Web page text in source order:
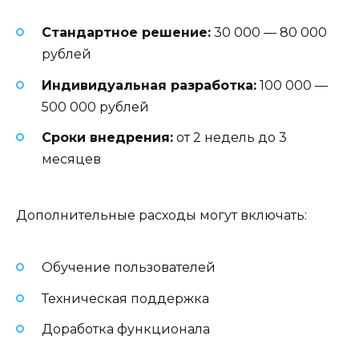
Стандартное решение: 30 000 — 80 000
рублей
Индивидуальная разработка: 100 000 —
500 000 рублей
Сроки внедрения: от 2 недель до 3
месяцев
Дополнительные расходы могут включать:
Обучение пользователей
Техническая поддержка
Доработка функционала